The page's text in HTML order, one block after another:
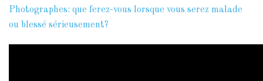
Photographes: que ferez-vous lorsque vous serez malade
ou blessé sérieusement?